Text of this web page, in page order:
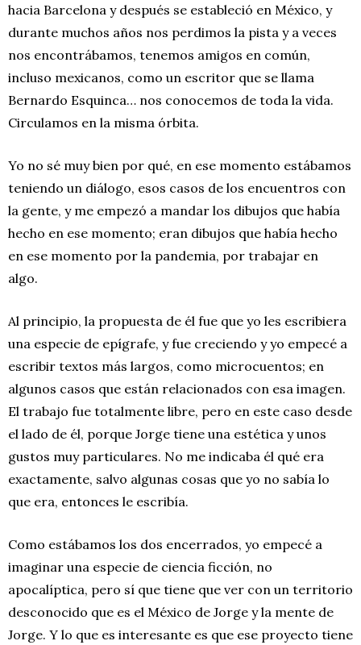
hacia Barcelona y después se estableció en México, y
durante muchos años nos perdimos la pista y a veces
nos encontrábamos, tenemos amigos en común,
incluso mexicanos, como un escritor que se llama
Bernardo Esquinca… nos conocemos de toda la vida.
Circulamos en la misma órbita.
Yo no sé muy bien por qué, en ese momento estábamos
teniendo un diálogo, esos casos de los encuentros con
la gente, y me empezó a mandar los dibujos que había
hecho en ese momento; eran dibujos que había hecho
en ese momento por la pandemia, por trabajar en
algo.
Al principio, la propuesta de él fue que yo les escribiera
una especie de epígrafe, y fue creciendo y yo empecé a
escribir textos más largos, como microcuentos; en
algunos casos que están relacionados con esa imagen.
El trabajo fue totalmente libre, pero en este caso desde
el lado de él, porque Jorge tiene una estética y unos
gustos muy particulares. No me indicaba él qué era
exactamente, salvo algunas cosas que yo no sabía lo
que era, entonces le escribía.
Como estábamos los dos encerrados, yo empecé a
imaginar una especie de ciencia ficción, no
apocalíptica, pero sí que tiene que ver con un territorio
desconocido que es el México de Jorge y la mente de
Jorge. Y lo que es interesante es que ese proyecto tiene